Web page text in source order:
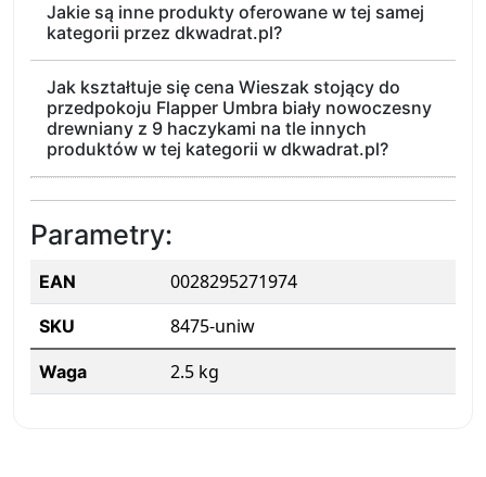
Jakie są inne produkty oferowane w tej samej
kategorii przez dkwadrat.pl?
Jak kształtuje się cena Wieszak stojący do
przedpokoju Flapper Umbra biały nowoczesny
drewniany z 9 haczykami na tle innych
produktów w tej kategorii w dkwadrat.pl?
Parametry:
EAN 0028295271974
SKU 8475-uniw
Waga 2.5 kg